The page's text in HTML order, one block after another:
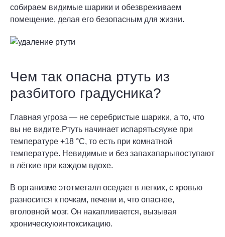
собираем видимые шарики и обезвреживаем
помещение, делая его безопасным для жизни.
Чем так опасна ртуть из
разбитого градусника?
Главная угроза — не серебристые шарики, а то, что
вы не видите.Ртуть начинает испарятьсяуже при
температуре +18 °C, то есть при комнатной
температуре. Невидимые и без запахапарыпоступают
в лёгкие при каждом вдохе.
В организме этотметалл оседает в легких, с кровью
разносится к почкам, печени и, что опаснее,
вголовной мозг. Он накапливается, вызывая
хроническуюинтоксикацию.